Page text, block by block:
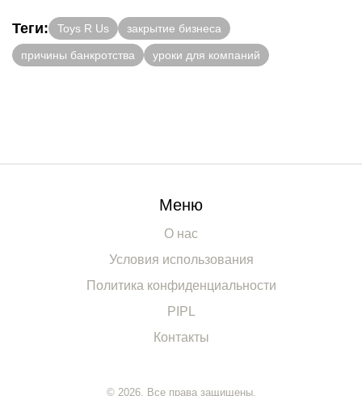
Теги: Toys R Us закрытие бизнеса
причины банкротства уроки для компаний
Меню
О нас
Условия использования
Политика конфиденциальности
PIPL
Контакты
© 2026. Все права защищены.